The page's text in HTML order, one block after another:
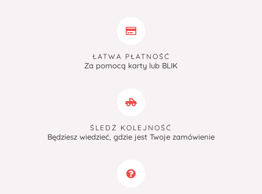
ŁATWA PŁATNOŚĆ
Za pomocą karty lub BLIK
ŚLEDŹ KOLEJNOŚĆ
Będziesz wiedzieć, gdzie jest Twoje zamówienie